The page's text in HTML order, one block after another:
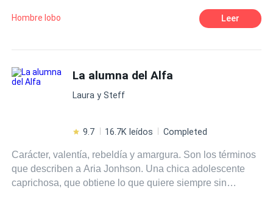
más devoto vampiro o lobo; y llevarlo por el camino de
las tinieblas, por aquella razón las brujas, decidieron
brujo, con un lobo o un vampiro, y así estos se convertían
en ser incorruptible, vinculados hasta la eternidad.Pero
para ello todos tenían que estar juntos, y que mejor lugar
congenian y se hacen más fuertes...Acompáñenme a
lobos del fuego, poderosos y temidos, quien buscaba a
su brujo aliado, pero sobre todo en busca de su gran
amor eternoOtra una princesa amorosa, fuerte y con un
Hombre lobo Leer
La alumna del Alfa
Laura y Steff
9.7 16.7K leídos Completed
Carácter, valentía, rebeldía y amargura. Son los términos
que describen a Aria Jonhson. Una chica adolescente
caprichosa, que obtiene lo que quiere siempre sin